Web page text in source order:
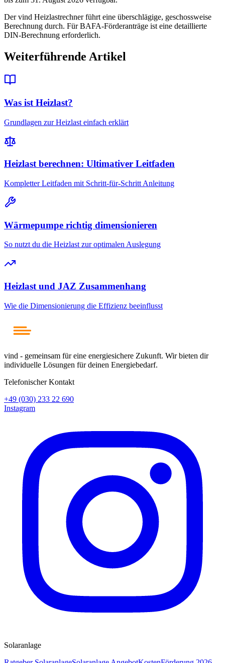
Der vind Heizlastrechner führt eine überschlägige, geschossweise
Berechnung durch. Für BAFA-Förderanträge ist eine detaillierte
DIN-Berechnung erforderlich.
Weiterführende Artikel
Was ist Heizlast?
Grundlagen zur Heizlast einfach erklärt
Heizlast berechnen: Ultimativer Leitfaden
Kompletter Leitfaden mit Schritt-für-Schritt Anleitung
Wärmepumpe richtig dimensionieren
So nutzt du die Heizlast zur optimalen Auslegung
Heizlast und JAZ Zusammenhang
Wie die Dimensionierung die Effizienz beeinflusst
vind - gemeinsam für eine energiesichere Zukunft. Wir bieten dir
individuelle Lösungen für deinen Energiebedarf.
Telefonischer Kontakt
+49 (030) 233 22 690
Instagram
Solaranlage